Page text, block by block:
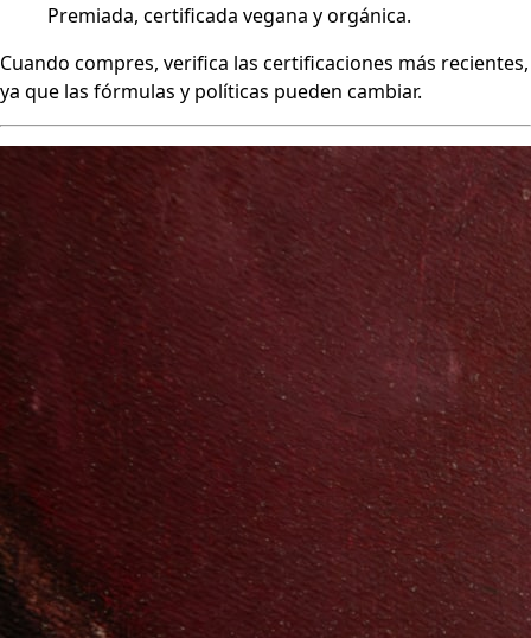
Premiada, certificada vegana y orgánica.
Cuando compres, verifica las certificaciones más recientes,
ya que las fórmulas y políticas pueden cambiar.